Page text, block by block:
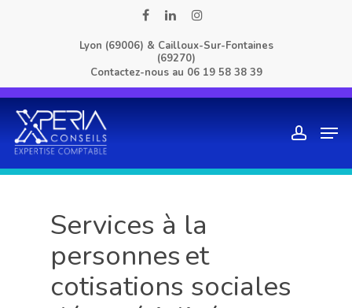
facebooklinkedininstagram
Lyon (69006) & Cailloux-Sur-Fontaines
(69270)
Contactez-nous au 06 19 58 38 39
Services à la
personnes et
cotisations sociales